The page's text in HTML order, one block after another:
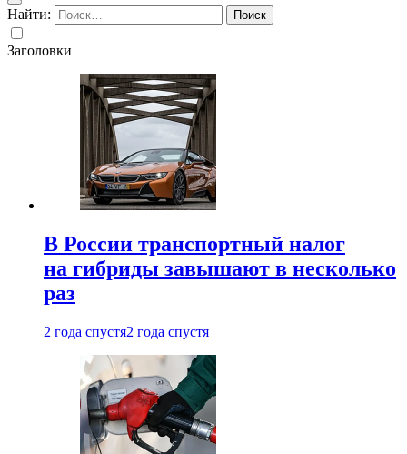
Найти:
Заголовки
В России транспортный налог
на гибриды завышают в несколько
раз
2 года спустя2 года спустя